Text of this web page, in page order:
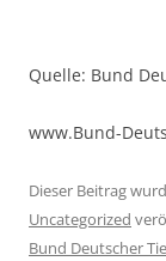
Quelle: Bund
www.Bund-
Dieser Beitrag
Uncategorized
Bund Deutscher